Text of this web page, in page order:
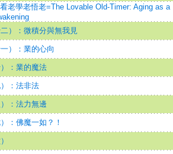
老學老悟老=The Lovable Old-Timer: Aging as a
）：微積分與無我見
）：業的心向
：業的魔法
：法非法
：法力無邊
：佛魔一如？！